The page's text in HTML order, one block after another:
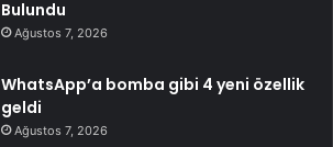
Bulundu
Ağustos 7, 2026
WhatsApp’a bomba gibi 4 yeni özellik
geldi
Ağustos 7, 2026